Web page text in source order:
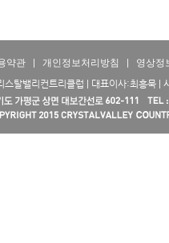
약관 | 개인정보처리방침 | 영상정
스탈밸리컨트리클럽 | 대표이사:최흥묵